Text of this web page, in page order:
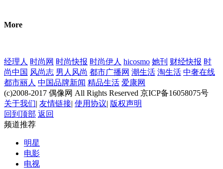
More
经理人 时尚网 时尚快报 时尚伊人 hicosmo 她刊 财经快报 时
尚中国 风尚志 男人风尚 都市广播网 潮生活 淘生活 中奢在线
都市丽人 中国品牌新闻 精品生活 爱康网
(c)2008-2017 偶像网 All Rights Reserved 京ICP备16058075号
关于我们| 友情链接| 使用协议| 版权声明
回到顶部 返回
频道推荐
明星
电影
电视